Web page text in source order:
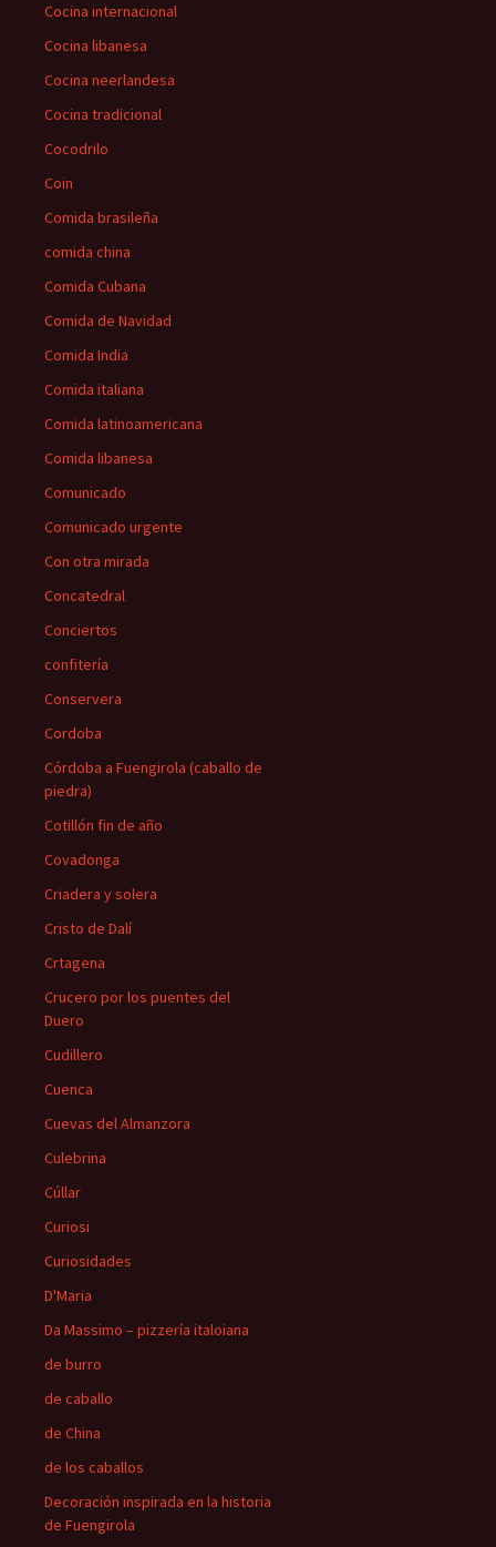
Cocina internacional
Cocina libanesa
Cocina neerlandesa
Cocina tradicional
Cocodrilo
Coin
Comida brasileña
comida china
Comida Cubana
Comida de Navidad
Comida India
Comida italiana
Comida latinoamericana
Comida libanesa
Comunicado
Comunicado urgente
Con otra mirada
Concatedral
Conciertos
confitería
Conservera
Cordoba
Córdoba a Fuengirola (caballo de
piedra)
Cotillón fin de año
Covadonga
Criadera y solera
Cristo de Dalí
Crtagena
Crucero por los puentes del
Duero
Cudillero
Cuenca
Cuevas del Almanzora
Culebrina
Cúllar
Curiosi
Curiosidades
D'Maria
Da Massimo – pizzería italoiana
de burro
de caballo
de China
de los caballos
Decoración inspirada en la historia
de Fuengirola